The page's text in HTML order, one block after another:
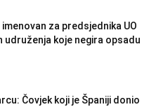
za predsjednika UO
udruženja koje negira opsadu
Čovjek koji je Španiji donio